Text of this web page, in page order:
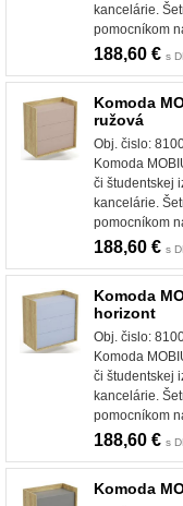
kancelárie.
pomocníkom
188,60 € s
Komoda
ružová
Obj. čislo:
Komoda
či študentskej
kancelárie.
pomocníkom
188,60 € s
Komoda
horizont
Obj. čislo:
Komoda
či študentskej
kancelárie.
pomocníkom
188,60 € s
Komoda